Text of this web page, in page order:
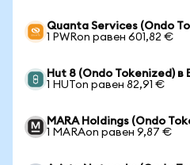
Quanta Services (Ondo
1 PWRon равен 601,82 €
Hut 8 (Ondo Tokenized) в
1 HUTon равен 82,91 €
MARA Holdings (Ondo
1 MARAon равен 9,87 €